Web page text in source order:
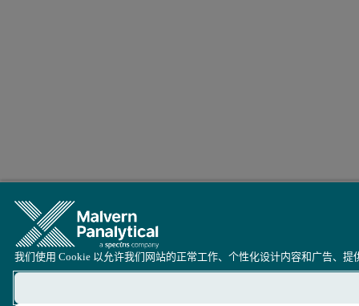
我们使用 Cookie 以允许我们网站的正常工作、个性化设计内容和广告、